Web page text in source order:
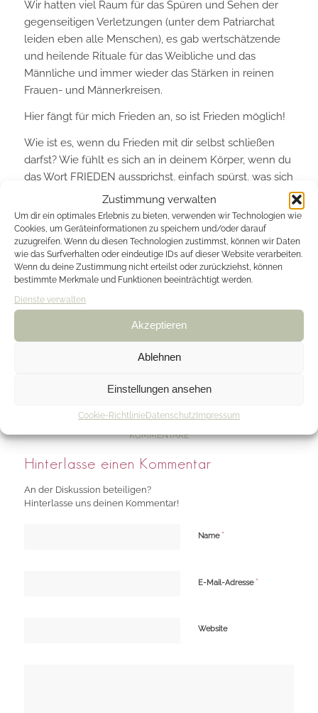
Zustimmung verwalten
Um dir ein optimales Erlebnis zu bieten, verwenden wir Technologien wie
Cookies, um Geräteinformationen zu speichern und/oder darauf
zuzugreifen. Wenn du diesen Technologien zustimmst, können wir Daten
wie das Surfverhalten oder eindeutige IDs auf dieser Website verarbeiten.
Wenn du deine Zustimmung nicht erteilst oder zurückziehst, können
bestimmte Merkmale und Funktionen beeinträchtigt werden.
Dienste verwalten
Akzeptieren
Ablehnen
Einstellungen ansehen
Cookie-RichtlinieDatenschutzImpressum
Wir hatten viel Raum für das Spüren und Sehen der
gegenseitigen Verletzungen (unter dem Patriarchat
leiden eben alle Menschen), es gab wertschätzende
und heilende Rituale für das Weibliche und das
Männliche und immer wieder das Stärken in reinen
Frauen- und Männerkreisen.
Hier fängt für mich Frieden an, so ist Frieden möglich!
Wie ist es, wenn du Frieden mit dir selbst schließen
darfst? Wie fühlt es sich an in deinem Körper, wenn du
das Wort FRIEDEN aussprichst, einfach spürst, was sich
zeigt? Wenn du dir einen oder mehrere Atemzüge Zeit
und Raum nimmst, in Frieden zu sein, mit dir, mit dem,
was du fühlst? Wenn all das willkommen und erlaubt
ist und es nichts zu tun gibt?
Von Herzen friedvolle Grüße
Patricia
Inspirationsmail vom 9. Mai 2022
KOMMENTARE
Hinterlasse einen Kommentar
An der Diskussion beteiligen?
Hinterlasse uns deinen Kommentar!
Name *
E-Mail-Adresse *
Website